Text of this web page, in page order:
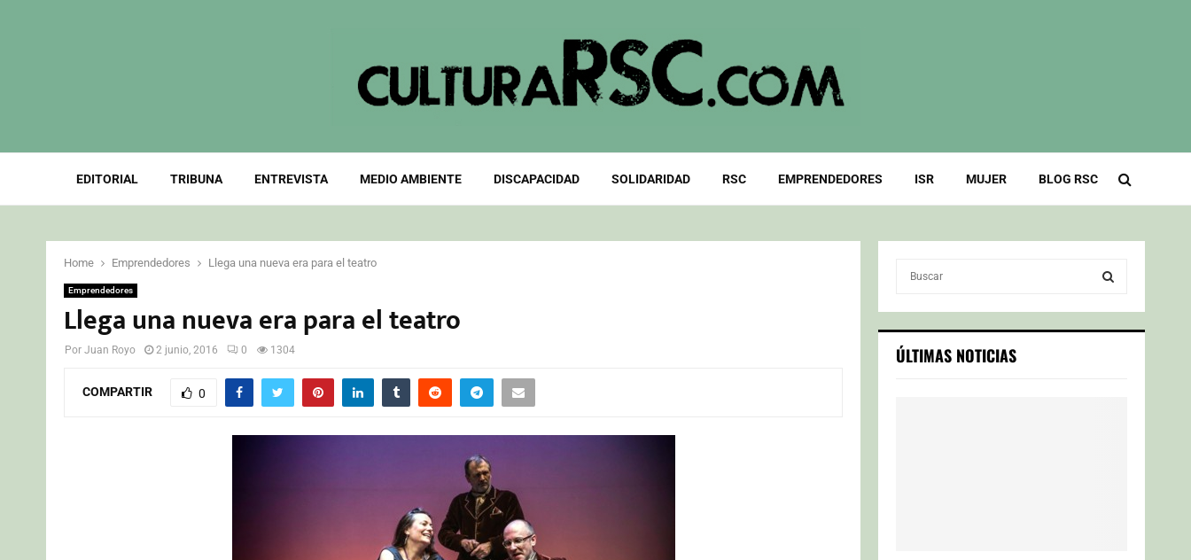
EDITORIAL TRIBUNA ENTREVISTA MEDIO AMBIENTE DISCAPACIDAD SOLIDARIDAD RSC EMPRENDEDORES ISR MUJER BLOG RSC
Home Emprendedores Llega una nueva era para el teatro
Emprendedores
Llega una nueva era para el teatro
Por Juan Royo 2 junio, 2016 0 1304
COMPARTIR 0
c
h
S
ÚLTIMAS NOTICIAS